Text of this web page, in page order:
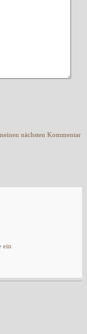
nächsten Kommentar
ein